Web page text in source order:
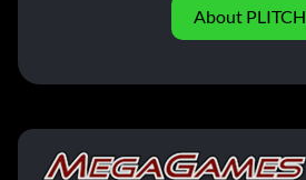
About PLITCH